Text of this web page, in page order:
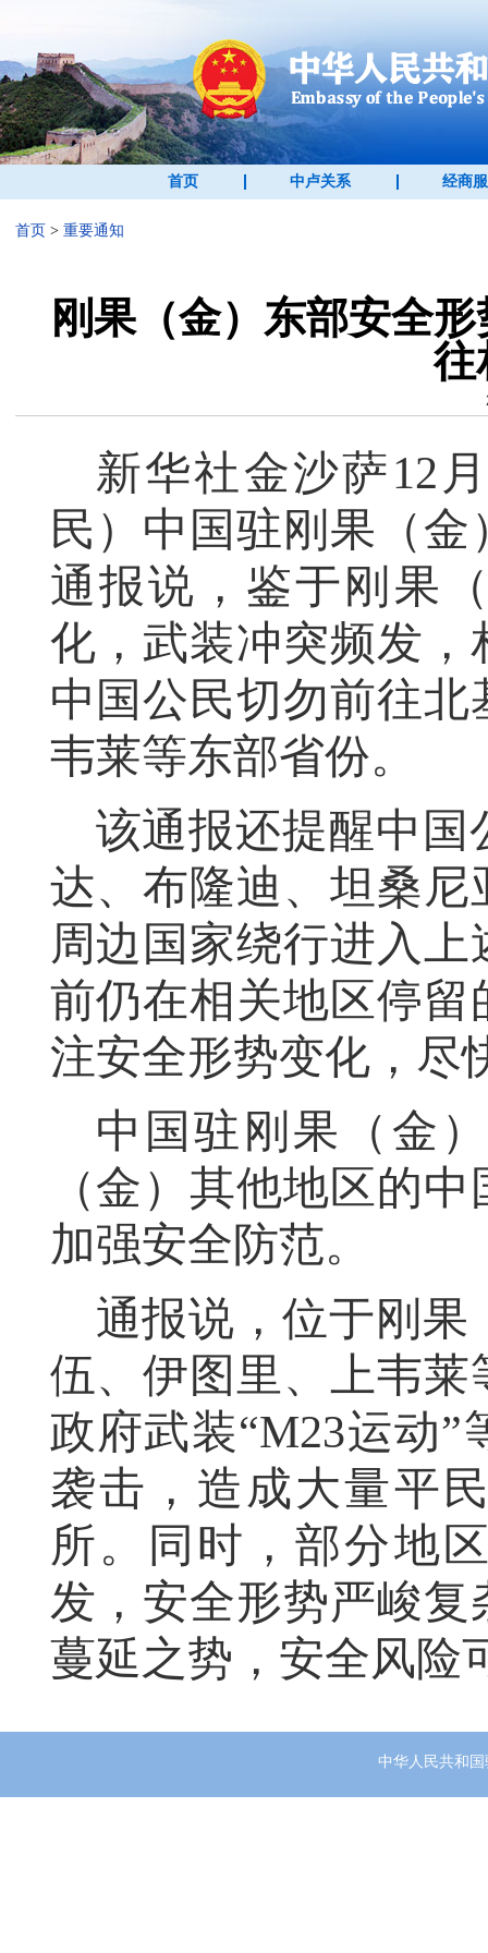
首页 中卢关系 经商
首页 > 重要通知
刚果（金）东部安全
往
新华社金沙萨12
民）中国驻刚果（
通报说，鉴于刚果
化，武装冲突频发
中国公民切勿前往
韦莱等东部省份。
该通报还提醒中国
达、布隆迪、坦桑
周边国家绕行进入
前仍在相关地区停
注安全形势变化，尽
中国驻刚果（金
（金）其他地区的
加强安全防范。
通报说，位于刚
伍、伊图里、上韦
政府武装“M23运动
袭击，造成大量平
所。同时，部分地
发，安全形势严峻
蔓延之势，安全风险
中华人民共和